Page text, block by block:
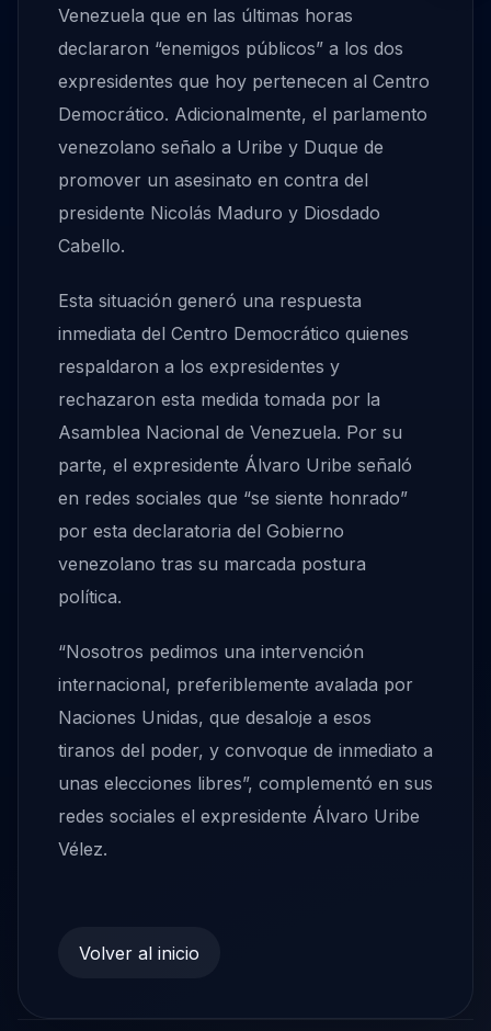
Venezuela que en las últimas horas
declararon “enemigos públicos” a los dos
expresidentes que hoy pertenecen al Centro
Democrático. Adicionalmente, el parlamento
venezolano señalo a Uribe y Duque de
promover un asesinato en contra del
presidente Nicolás Maduro y Diosdado
Cabello.
Esta situación generó una respuesta
inmediata del Centro Democrático quienes
respaldaron a los expresidentes y
rechazaron esta medida tomada por la
Asamblea Nacional de Venezuela. Por su
parte, el expresidente Álvaro Uribe señaló
en redes sociales que “se siente honrado”
por esta declaratoria del Gobierno
venezolano tras su marcada postura
política.
“Nosotros pedimos una intervención
internacional, preferiblemente avalada por
Naciones Unidas, que desaloje a esos
tiranos del poder, y convoque de inmediato a
unas elecciones libres”, complementó en sus
redes sociales el expresidente Álvaro Uribe
Vélez.
Volver al inicio